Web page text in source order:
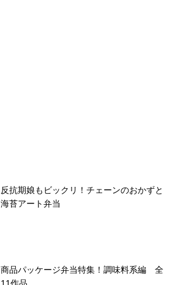
反抗期娘もビックリ！チェーンのおかずと
海苔アート弁当
商品パッケージ弁当特集！調味料系編 全
11作品